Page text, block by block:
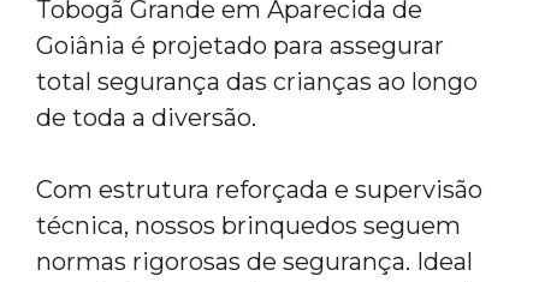
Tobogã Grande em Aparecida de
Goiânia é projetado para assegurar
total segurança das crianças ao longo
de toda a diversão.
Com estrutura reforçada e supervisão
técnica, nossos brinquedos seguem
normas rigorosas de segurança. Ideal